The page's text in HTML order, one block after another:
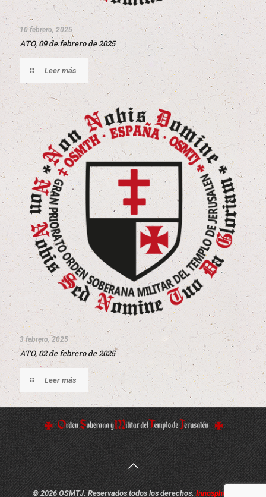
10 febrero, 2025
ATO, 09 de febrero de 2025
Leer más
3 febrero, 2025
ATO, 02 de febrero de 2025
Leer más
© 2026 OSMTJ. Reservados todos los derechos.Innosphere